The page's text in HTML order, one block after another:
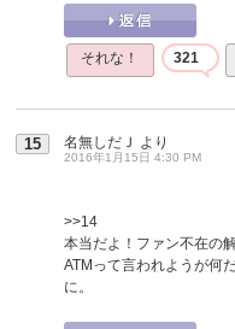
それな！ 321
15 名無しだＪ より
2016年1月15日 4:30 PM
>>14
本当だよ！ファン不在の
ATMって言われようが何
に。